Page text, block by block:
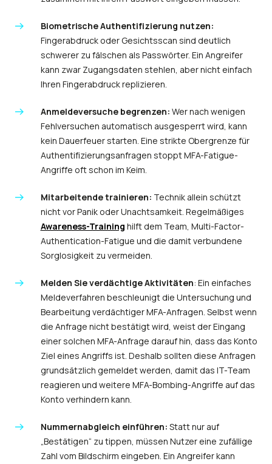
Biometrische Authentifizierung nutzen:
Fingerabdruck oder Gesichtsscan sind deutlich
schwerer zu fälschen als Passwörter. Ein Angreifer
kann zwar Zugangsdaten stehlen, aber nicht einfach
Ihren Fingerabdruck replizieren.
Anmeldeversuche begrenzen: Wer nach wenigen
Fehlversuchen automatisch ausgesperrt wird, kann
kein Dauerfeuer starten. Eine strikte Obergrenze für
Authentifizierungsanfragen stoppt MFA-Fatigue-
Angriffe oft schon im Keim.
Mitarbeitende trainieren: Technik allein schützt
nicht vor Panik oder Unachtsamkeit. Regelmäßiges
Awareness-Training hilft dem Team, Multi-Factor-
Authentication-Fatigue und die damit verbundene
Sorglosigkeit zu vermeiden.
Melden Sie verdächtige Aktivitäten: Ein einfaches
Meldeverfahren beschleunigt die Untersuchung und
Bearbeitung verdächtiger MFA-Anfragen. Selbst wenn
die Anfrage nicht bestätigt wird, weist der Eingang
einer solchen MFA-Anfrage darauf hin, dass das Konto
Ziel eines Angriffs ist. Deshalb sollten diese Anfragen
grundsätzlich gemeldet werden, damit das IT-Team
reagieren und weitere MFA-Bombing-Angriffe auf das
Konto verhindern kann.
Nummernabgleich einführen: Statt nur auf
„Bestätigen“ zu tippen, müssen Nutzer eine zufällige
Zahl vom Bildschirm eingeben. Ein Angreifer kann